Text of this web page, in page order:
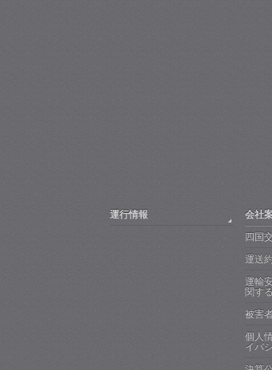
運行情報
会社
四国
運送
運輸
関す
被害
個人
イバ